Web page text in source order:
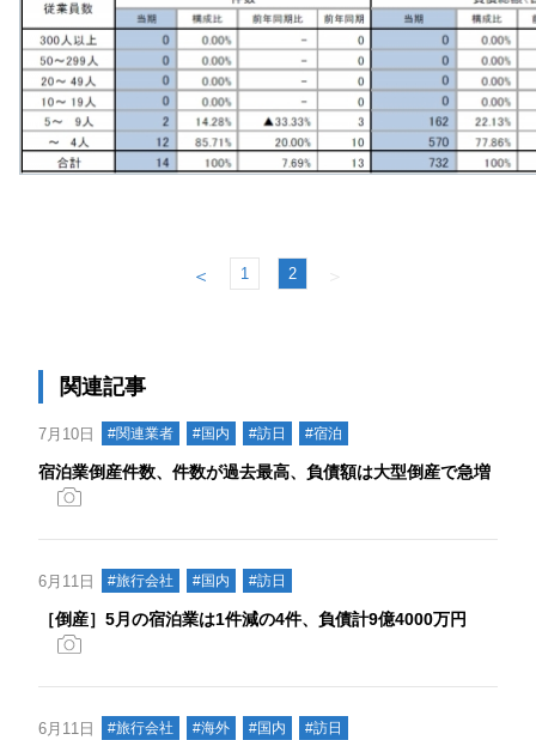
＜ 1 2 ＞
関連記事
7月10日 #関連業者 #国内 #訪日 #宿泊
宿泊業倒産件数、件数が過去最高、負債額は大型倒産で急増
6月11日 #旅行会社 #国内 #訪日
［倒産］5月の宿泊業は1件減の4件、負債計9億4000万円
6月11日 #旅行会社 #海外 #国内 #訪日